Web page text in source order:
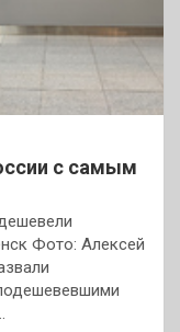
с самым
Фото: Алексей